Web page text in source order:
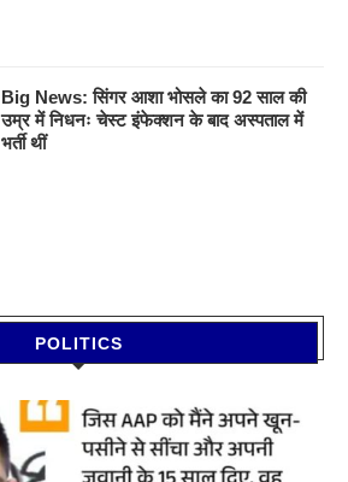
Big News: सिंगर आशा भोसले का 92 साल की
उम्र में निधनः चेस्ट इंफेक्शन के बाद अस्पताल में
भर्ती थीं
POLITICS